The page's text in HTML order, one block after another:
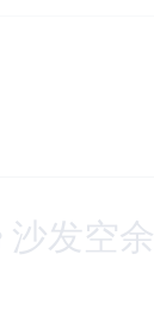
沙发空余